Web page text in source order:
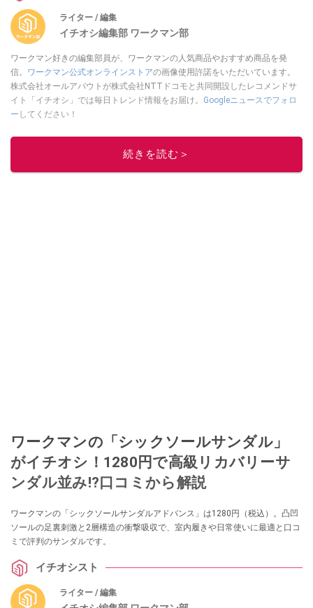
ライター / 編集
イチオシ編集部 ワークマン部
ワークマン好きの編集部員が、ワークマンの人気商品やおすすめ商品を発
信。 ワークマン公式オンラインストアの画像使用許諾をいただいています。
株式会社オールアバウトが株式会社NTTドコモと共同開設したレコメンドサ
イト「イチオシ」では毎日トレンド情報をお届け。 Googleニュースでフォロ
ー してください！
このイチオシストの他の記事を読む
続きを読む＞
ワークマンの「シックソールサンダル」
がイチオシ！1280円で高級リカバリーサ
ンダル並み!?口コミから解説
ワークマンの「シックソールサンダルアドバンス」は1280円（税込）。凸凹
ソールの足裏刺激と2層構造の衝撃吸収で、室内履きや日常使いに最適と口コ
ミで評判のサンダルです。
イチオシスト
ライター / 編集